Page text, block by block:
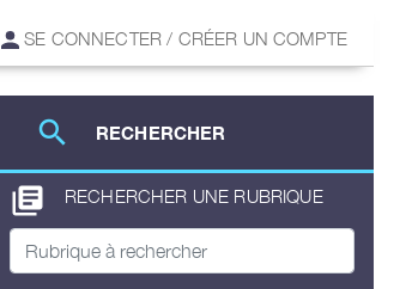
SE CONNECTER / CRÉER UN COMPTE
search RECHERCHER
library_books RECHERCHER UNE RUBRIQUE